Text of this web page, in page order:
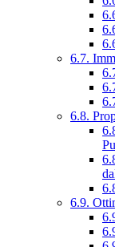
6.7.
6.8.
6.9.